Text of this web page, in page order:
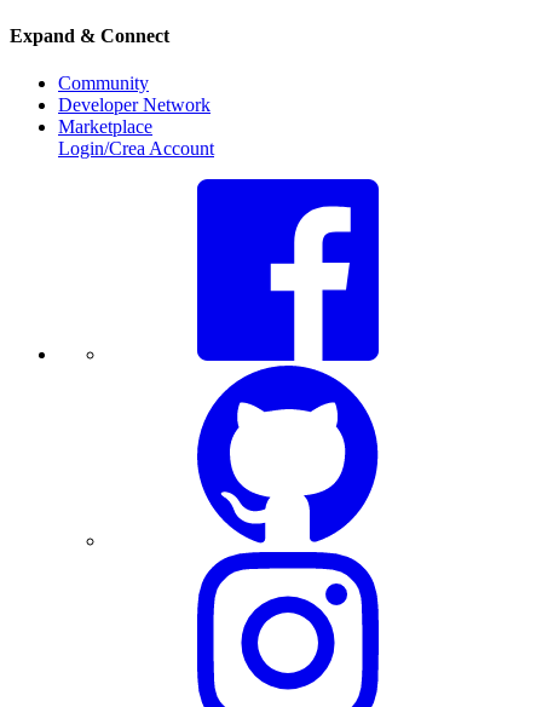
Expand & Connect
Community
Developer Network
Marketplace
Login/Crea Account